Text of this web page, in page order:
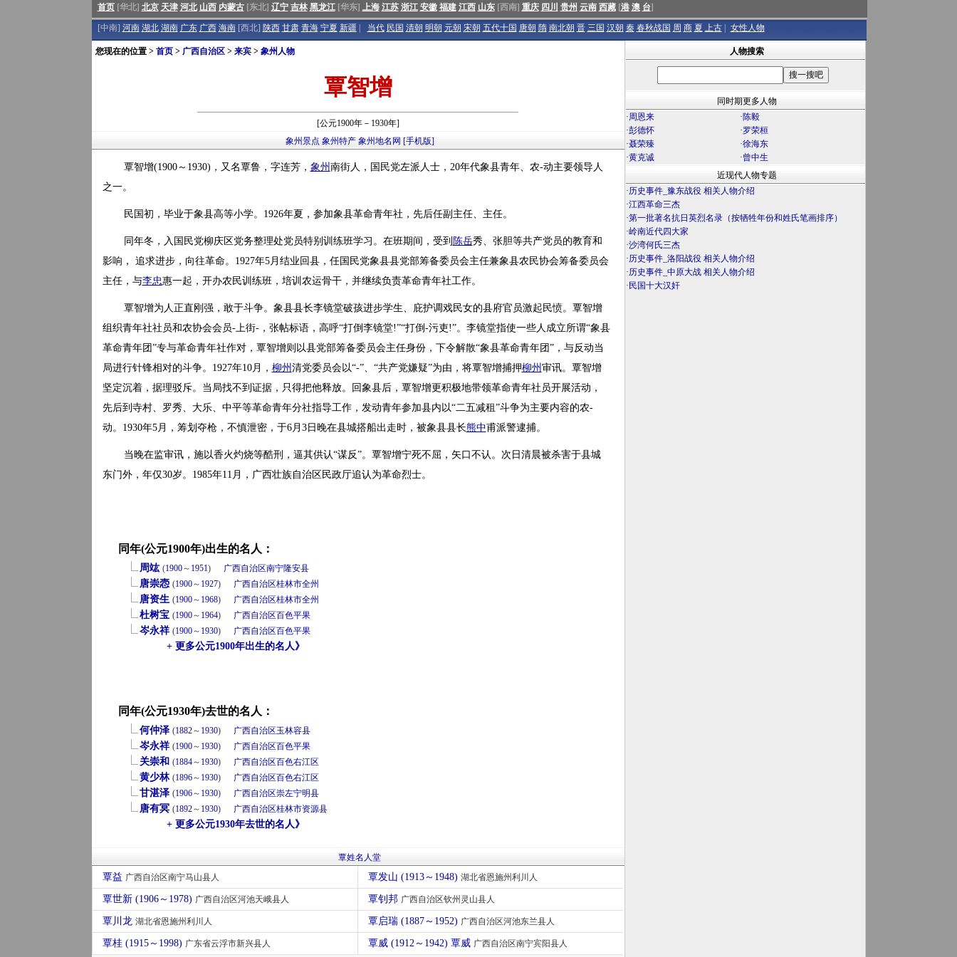
首页[华北] 北京 天津 河北 山西 内蒙古[东北] 辽宁 吉林 黑龙江[华东] 上海 江苏 浙江 安徽 福建 江西 山东[西南] 重庆 四川 贵州 云南 西藏[港 澳 台]
[中南] 河南 湖北 湖南 广东 广西 海南[西北] 陕西 甘肃 青海 宁夏 新疆 当代 民国 清朝 明朝 元朝 宋朝 五代十国 唐朝 隋 南北朝 晋 三国 汉朝 秦 春秋战国 周 商 夏 上古 女性人物
您现在的位置 > 首页> 广西自治区> 来宾> 象州人物
覃智增
[公元1900年－1930年]
象州景点 象州特产 象州地名网 [手机版]
覃智增(1900～1930)，又名覃鲁，字连芳， 象州 南街人，国民党左派人士，20年代象县青年、农-动主要领导人
之一。
民国初，毕业于象县高等小学。1926年夏，参加象县革命青年社，先后任副主任、主任。
同年冬，入国民党柳庆区党务整理处党员特别训练班学习。在班期间，受到 陈岳秀、张胆等共产党员的教育和
影响， 追求进步，向往革命。1927年5月结业回县，任国民党象县县党部筹备委员会主任兼象县农民协会筹备委员会
主任，与李忠惠一起，开办农民训练班，培训农运骨干，并继续负责革命青年社工作。
覃智增为人正直刚强，敢于斗争。象县县长李镜堂破孩进步学生、庇护调戏民女的县府官员激起民愤。覃智增
组织青年社社员和农协会会员-上街-，张帖标语，高呼“打倒李镜堂!”“打倒-污吏!”。李镜堂指使一些人成立所谓“象县
革命青年团”专与革命青年社作对，覃智增则以县党部筹备委员会主任身份，下令解散“象县革命青年团”，与反动当
局进行针锋相对的斗争。1927年10月， 柳州 清党委员会以“-”、“共产党嫌疑”为由，将覃智增捕押柳州 审讯。覃智增
坚定沉着，据理驳斥。当局找不到证据，只得把他释放。回象县后，覃智增更积极地带领革命青年社员开展活动，
先后到寺村、罗秀、大乐、中平等革命青年分社指导工作，发动青年参加县内以“二五减租”斗争为主要内容的农-
动。1930年5月，筹划夺枪，不慎泄密，于6月3日晚在县城搭船出走时，被象县县长熊中甫派警逮捕。
当晚在监审讯，施以香火灼烧等酷刑，逼其供认“谋反”。覃智增宁死不屈，矢口不认。次日清晨被杀害于县城
东门外，年仅30岁。1985年11月，广西壮族自治区民政厅追认为革命烈士。
同年(公元1900年)出生的名人：
周竑 (1900～ 1951) 广西自治区南宁隆安县
唐崇悫 (1900～ 1927) 广西自治区桂林市全州
唐资生 (1900～ 1968) 广西自治区桂林市全州
杜树宝 (1900～ 1964) 广西自治区百色平果
岑永祥 (1900～ 1930) 广西自治区百色平果
+ 更多公元1900年出生的名人》
同年(公元1930年)去世的名人：
何仲泽 (1882～ 1930) 广西自治区玉林容县
岑永祥 (1900～ 1930) 广西自治区百色平果
关崇和 (1884～ 1930) 广西自治区百色右江区
黄少林 (1896～ 1930) 广西自治区百色右江区
甘湛泽 (1906～ 1930) 广西自治区崇左宁明县
唐有冥 (1892～ 1930) 广西自治区桂林市资源县
+ 更多公元1930年去世的名人》
覃姓名人堂
覃益 广西自治区南宁马山县人 覃发山 (1913～1948) 湖北省恩施州利川人
覃世新 (1906～1978) 广西自治区河池天峨县人 覃钊邦 广西自治区钦州灵山县人
覃川龙 湖北省恩施州利川人 覃启瑞 (1887～1952) 广西自治区河池东兰县人
覃桂 (1915～1998) 广东省云浮市新兴县人 覃威 (1912～1942) 覃威 广西自治区南宁宾阳县人
人物搜索
同时期更多人物
·周恩来 ·陈毅
·彭德怀 ·罗荣桓
·聂荣臻 ·徐海东
·黄克诚 ·曾中生
近现代人物专题
·历史事件_豫东战役 相关人物介绍
·江西革命三杰
·第一批著名抗日英烈名录（按牺牲年份和姓氏笔画排序）
·岭南近代四大家
·沙湾何氏三杰
·历史事件_洛阳战役 相关人物介绍
·历史事件_中原大战 相关人物介绍
· 民国十大汉奸